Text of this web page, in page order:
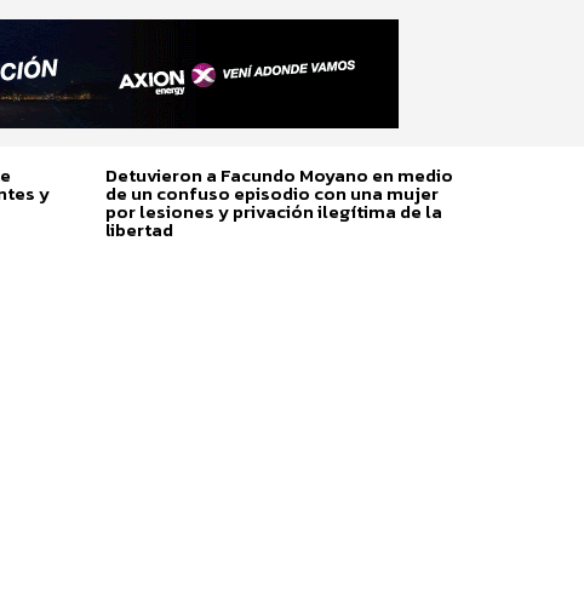
y
Detuvieron a Facundo Moyano en medio
de un confuso episodio con una mujer
por lesiones y privación ilegítima de la
libertad